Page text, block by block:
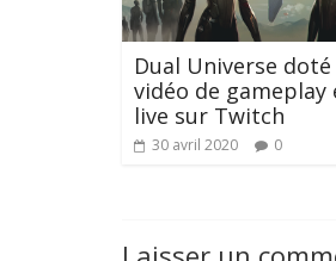
Dual Universe doté
vidéo de gameplay
live sur Twitch
30 avril 2020 0